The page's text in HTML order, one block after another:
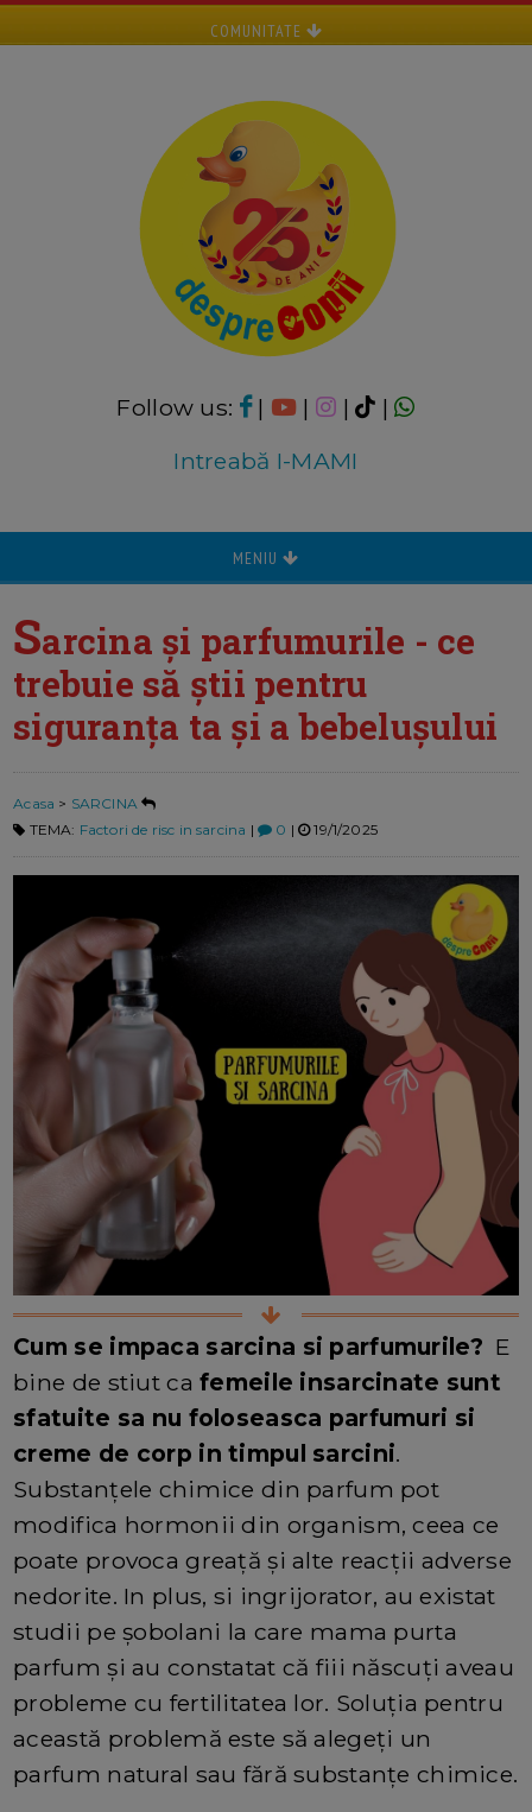
COMUNITATE
Follow us: | | |
|
Intreabă I-MAMI
MENIU
Sarcina și parfumurile - ce
trebuie să știi pentru
siguranța ta și a bebelușului
Acasa > SARCINA
TEMA: Factori de risc in sarcina | 0 | 19/1/2025
Cum se impaca sarcina si parfumurile? E
bine de stiut cafemeile insarcinate sunt
sfatuite sa nu foloseasca parfumuri si
creme de corp in timpul sarcini.
Substanțele chimice din parfum pot
modifica hormonii din organism, ceea ce
poate provoca greață și alte reacții adverse
nedorite. In plus, si ingrijorator, au existat
studii pe șobolani la care mama purta
parfum și au constatat că fiii născuți aveau
probleme cu fertilitatea lor. Soluția pentru
această problemă este să alegeți un
parfum natural sau fără substanțe chimice.